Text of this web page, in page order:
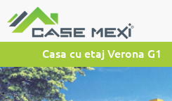
Casa cu etaj Verona G1